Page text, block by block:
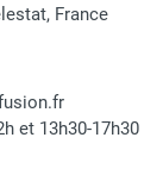
France
et 13h30-17h30